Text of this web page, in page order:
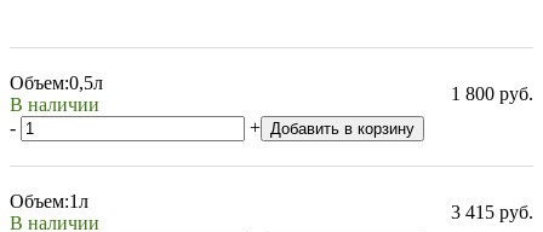
Объем:0,5л
В наличии
1 800 руб.
-
+ Добавить в корзину
Объем:1л
В наличии
3 415 руб.